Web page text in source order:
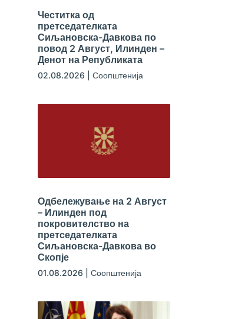
Честитка од
претседателката
Сиљановска-Давкова по
повод 2 Август, Илинден –
Денот на Републиката
02.08.2026 Соопштенија
Одбележување на 2 Август
– Илинден под
покровителство на
претседателката
Сиљановска-Давкова во
Скопје
01.08.2026 Соопштенија